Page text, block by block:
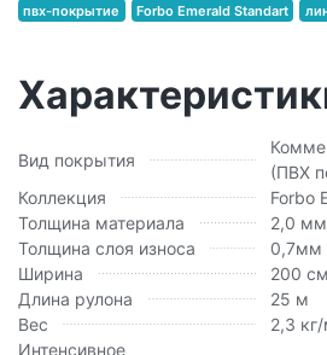
пвх-покрытие Forbo Emerald Standart
Вид покрытия
(ПВХ
Коллекция
Forbo
Толщина материала
2,0 мм
Толщина слоя износа
0,7мм
Ширина
200 см
Длина рулона
25 м
Вес
2,3
Интенсивное